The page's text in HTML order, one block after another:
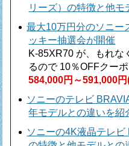
リーズ）の特徴と他モ
最大10万円分のソニー
ッキー抽選会が開催
K-85XR70 が、もれな
るので 10％OFFクー
584,000円～591,000円
ソニーのテレビ
年モデルとの違いを紹
ソニーの4K液晶テレビ